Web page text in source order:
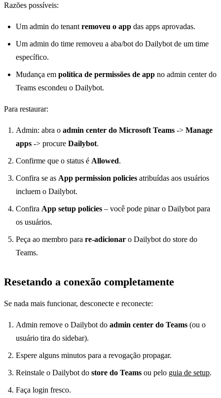
Razões possíveis:
Um admin do tenant removeu o app das apps aprovadas.
Um admin do time removeu a aba/bot do Dailybot de um time
específico.
Mudança em política de permissões de app no admin center do
Teams escondeu o Dailybot.
Para restaurar:
Admin: abra o admin center do Microsoft Teams -> Manage
apps -> procure Dailybot.
Confirme que o status é Allowed.
Confira se as App permission policies atribuídas aos usuários
incluem o Dailybot.
Confira App setup policies – você pode pinar o Dailybot para
os usuários.
Peça ao membro para re-adicionar o Dailybot do store do
Teams.
Resetando a conexão completamente
Se nada mais funcionar, desconecte e reconecte:
Admin remove o Dailybot do admin center do Teams (ou o
usuário tira do sidebar).
Espere alguns minutos para a revogação propagar.
Reinstale o Dailybot do store do Teams ou pelo guia de setup.
Faça login fresco.